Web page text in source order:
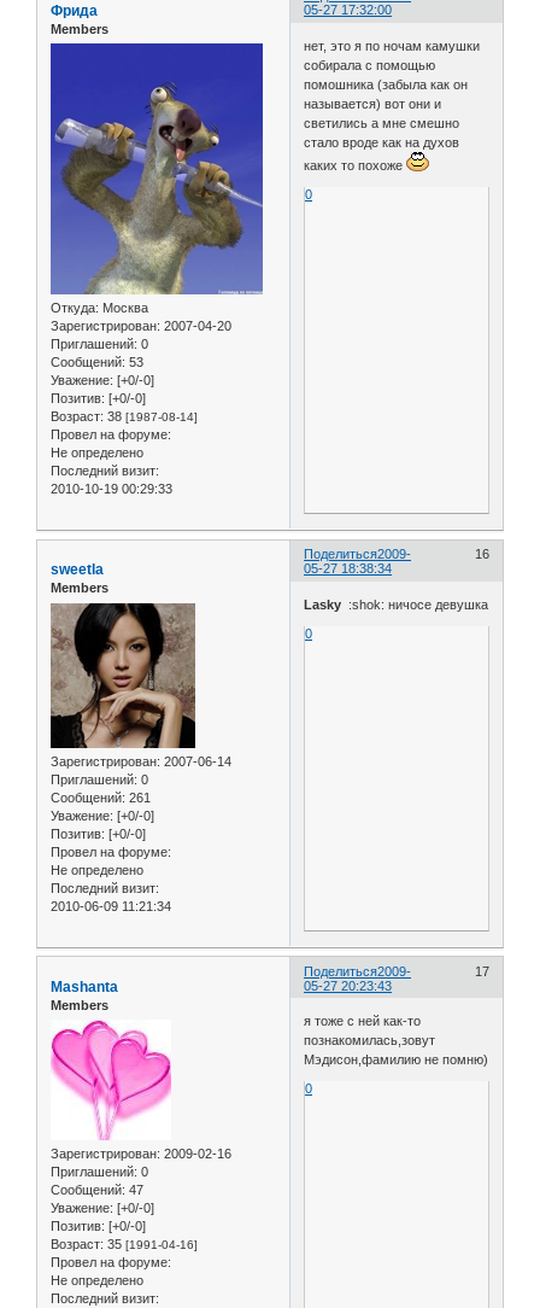
05-27 17:32:00
Фрида
Members
Откуда: Москва
Зарегистрирован: 2007-04-20
Приглашений: 0
Сообщений: 53
Уважение: [+0/-0]
Позитив: [+0/-0]
Возраст: 38 [1987-08-14]
Провел на форуме:
Не определено
Последний визит:
2010-10-19 00:29:33
нет, это я по ночам камушки
собирала с помощью
помошника (забыла как он
называется) вот они и
светились а мне смешно
стало вроде как на духов
каких то похоже
0
Поделиться 16
2009-
05-27 18:38:34
sweetla
Members
Зарегистрирован: 2007-06-14
Приглашений: 0
Сообщений: 261
Уважение: [+0/-0]
Позитив: [+0/-0]
Провел на форуме:
Не определено
Последний визит:
2010-06-09 11:21:34
Lasky :shok: ничосе девушка
0
Поделиться 17
2009-
05-27 20:23:43
Mashanta
Members
Зарегистрирован: 2009-02-16
Приглашений: 0
Сообщений: 47
Уважение: [+0/-0]
Позитив: [+0/-0]
Возраст: 35 [1991-04-16]
Провел на форуме:
Не определено
Последний визит:
я тоже с ней как-то
познакомилась,зовут
Мэдисон,фамилию не помню)
0